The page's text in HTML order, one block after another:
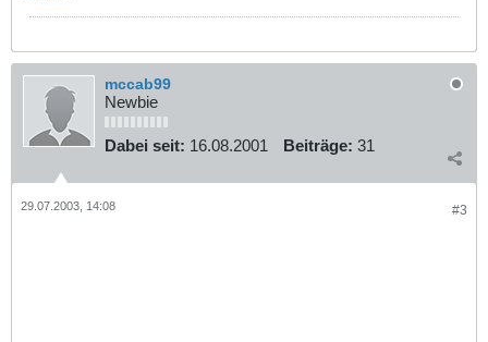
mccab99
Newbie
Dabei seit: 16.08.2001 Beiträge: 31
#3
29.07.2003, 14:08